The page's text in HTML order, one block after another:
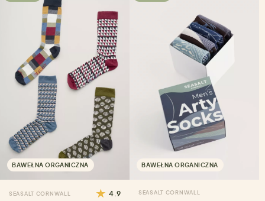
BAWEŁNA ORGANICZNA
SEASALT CORNWALL 4.9
BAWEŁNA ORGANICZNA
SEASALT CORNWALL